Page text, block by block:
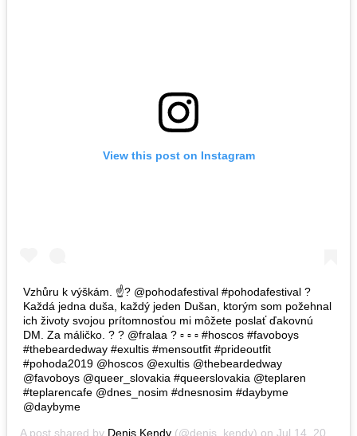
View this post on Instagram
Vzhůru k výškám. ☝? @pohodafestival #pohodafestival ?
Každá jedna duša, každý jeden Dušan, ktorým som požehnal
ich životy svojou prítomnosťou mi môžete poslať ďakovnú
DM. Za máličko. ? ? @fralaa ? ▫️ ▫️ ▫️ #hoscos #favoboys
#thebeardedway #exultis #mensoutfit #prideoutfit
#pohoda2019 @hoscos @exultis @thebeardedway
@favoboys @queer_slovakia #queerslovakia @teplaren
#teplarencafe @dnes_nosim #dnesnosim #daybyme
@daybyme
A post shared by Denis Kendy (@denis_kendy) on Jul 14, 2019 at 6:28am PDT